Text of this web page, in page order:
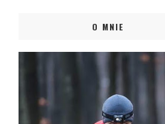
O MNIE